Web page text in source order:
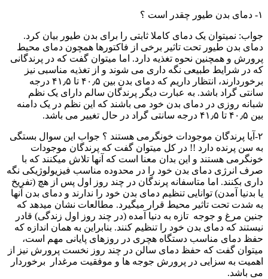
۱- دمای بدن طیور چقدر است ؟
جواب: نمیتوان یک دمای کاملا ثابتی را برای بدن طیور بیان کرد.
دمای بدن طیور تحت تاثیر برخی از فاکتورها همچون دمای محیط
پرورش و همچنین نحوه تغذیه دارد. اما میتوان گفت که در پرندگانی
که در شرایط طبیعی نگه داری می شوند و از تغذیه مناسبی نیز
برخوردارند، انتظار داریم که دمای بدن بین ۴۰٫۵ تا ۴۱٫۵ درجه
سانتی گراد باشد. به عبارت دیگر پرندگان سالم دارای یک نظم
شبانه روزی در دمای بدن خود می باشند که این نظم در یک دامنه
بین ۴۰٫۵ تا ۴۱٫۵ درجه سانتی گراد در حال تغییر می باشد.
۲-آیا پرندگان موجودات خونگرمی هستند ؟ جواب این سوال بستگی
به سن پرنده دارد !! در کل میتوان گفت که پرندگان موجودات
خونگرمی هستند و این بدان معنا است که آنها تلاش میکنند که با
صرف انرژی دمای بدن خود را در محدوده مناسب فیزیولوژیکی نگه
داری بکنند. اما متاسفانه پرندگان در چند روز اول پس از هچ (تفریخ
یا بدنیا آمدن) توانایی تنظیم دمای بدن خود را ندارند و دمای بدن آنها
به شدت تحت تاثیر محیط قرار میگیرد. مطالعات نشان میدهد که
جنین مرغ و جوجه تازه به دنیا آمده (در چند روز اول زندگی) قادر
نیستند که دمای بدن خود را تنظیم کنند. بنابراین به همان اندازه که
حفظ دمای مناسب دستگاه هچری در روزهای پایانی مهم است،
میتوان گفت که حفظ دمای سالن در چند روز نخست پرورش نیز از
اهمیت به سزایی در پرورش جوجه ها و موفقیت مرغدار برخوردار
می باشد.